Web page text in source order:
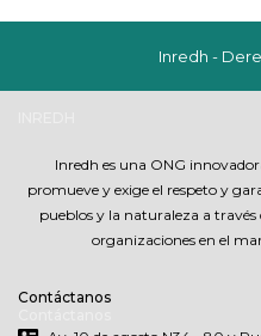
Inredh -
Inredh es una ONG
promueve y exige el respeto y
pueblos y la naturaleza a
organizaciones en el
Contáctanos